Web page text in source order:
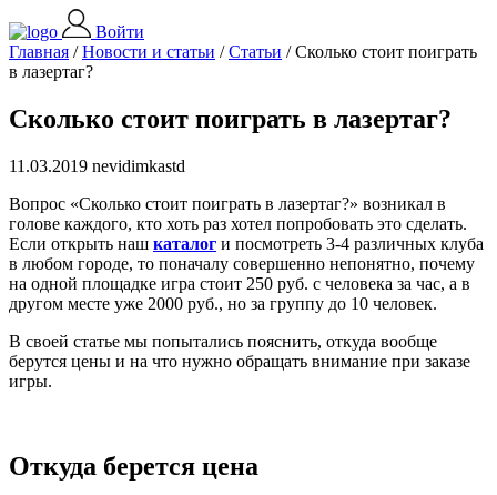
Войти
Главная /Новости и статьи /Статьи /Сколько стоит поиграть
в лазертаг?
Сколько стоит поиграть в лазертаг?
11.03.2019 nevidimkastd
Вопрос «Сколько стоит поиграть в лазертаг?» возникал в
голове каждого, кто хоть раз хотел попробовать это сделать.
Если открыть наш каталог и посмотреть 3-4 различных клуба
в любом городе, то поначалу совершенно непонятно, почему
на одной площадке игра стоит 250 руб. с человека за час, а в
другом месте уже 2000 руб., но за группу до 10 человек.
В своей статье мы попытались пояснить, откуда вообще
берутся цены и на что нужно обращать внимание при заказе
игры.
Откуда берется цена